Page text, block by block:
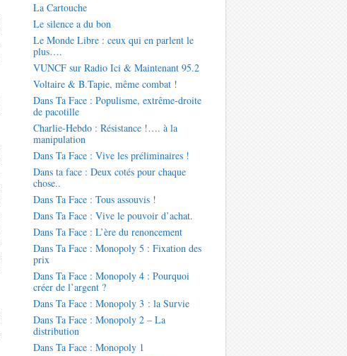
La Cartouche
Le silence a du bon
Le Monde Libre : ceux qui en parlent le
plus….
VUNCF sur Radio Ici & Maintenant 95.2
Voltaire & B.Tapie, même combat !
Dans Ta Face : Populisme, extrême-droite
de pacotille
Charlie-Hebdo : Résistance !…. à la
manipulation
Dans Ta Face : Vive les préliminaires !
Dans ta face : Deux cotés pour chaque
chose..
Dans Ta Face : Tous assouvis !
Dans Ta Face : Vive le pouvoir d’achat.
Dans Ta Face : L’ère du renoncement
Dans Ta Face : Monopoly 5 : Fixation des
prix
Dans Ta Face : Monopoly 4 : Pourquoi
créer de l’argent ?
Dans Ta Face : Monopoly 3 : la Survie
Dans Ta Face : Monopoly 2 – La
distribution
Dans Ta Face : Monopoly 1